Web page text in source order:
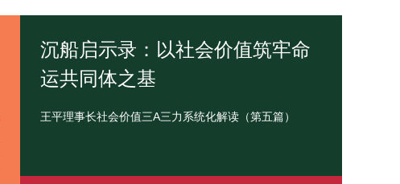
沉船启示录：以社会价值筑牢命
运共同体之基
王平理事长社会价值三A三力系统化解读（第五篇）